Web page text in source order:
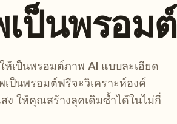
ป็นพรอมต์
ห้เป็นพรอมต์ภาพ AI แบบละเอียด
เป็นพรอมต์ฟรีจะวิเคราะห์องค์
ง ให้คุณสร้างลุคเดิมซ้ำได้ในไม่กี่